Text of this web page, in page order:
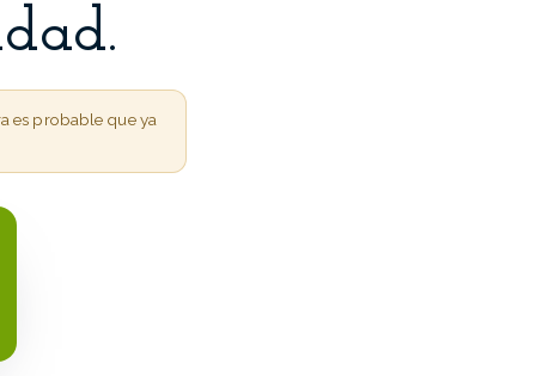
es probable que ya